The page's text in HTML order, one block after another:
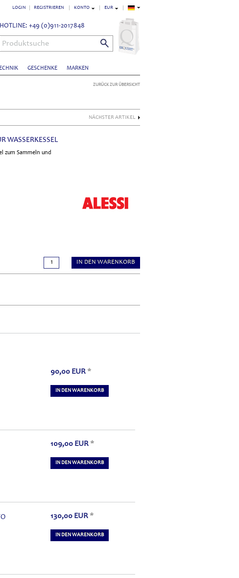
EUR
KONTO
LOGIN REGISTRIEREN
GESCHENKE MARKEN
HOTLINE: +49 (0)911-2017848
Produktsuche
ZURÜCK ZUR ÜBERSICHT
NÄCHSTER ARTIKEL
WASSERKESSEL
zum Sammeln und
IN DEN WARENKORB
90,00 EUR *
IN DEN WARENKORB
109,00 EUR *
IN DEN WARENKORB
130,00 EUR *
IN DEN WARENKORB